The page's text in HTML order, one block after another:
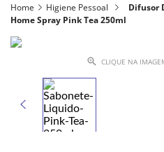
Home Higiene Pessoal
Difusor
Home Spray Pink Tea 250ml
CLIQUE NA